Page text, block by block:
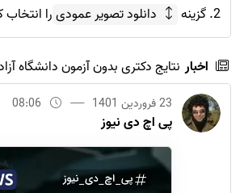
2. گزینه
دانلود تصویر عمودیرا انتخاب
اخبار نتایج دکتری بدون آزمون دانشگاه آزاد
23 فروردین 1401 08:06
پی اچ دی نیوز